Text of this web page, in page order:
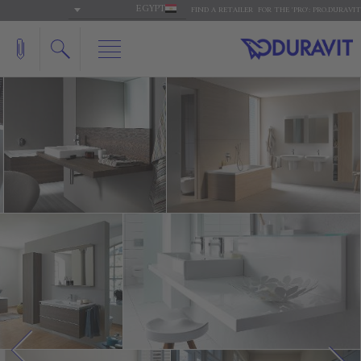
FOR THE 'PRO': PRO.DURAVIT
FIND A RETAILER
EGYPT